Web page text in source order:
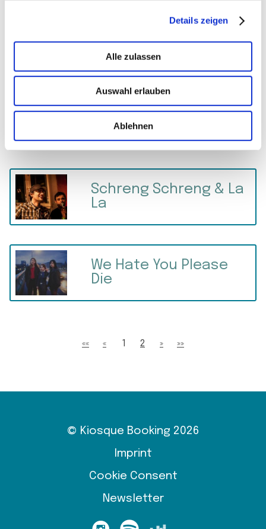
Details zeigen
Alle zulassen
Auswahl erlauben
Ablehnen
Queenwho
scheitern.dreitausend
Schreng Schreng & La
La
We Hate You Please
Die
«« « 1 2 » »»
© Kiosque Booking 2026
Imprint
Cookie Consent
Newsletter